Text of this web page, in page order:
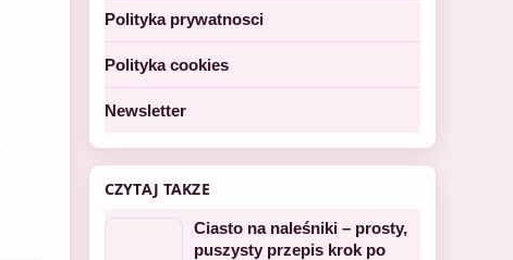
Polityka prywatnosci
Polityka cookies
Newsletter
CZYTAJ TAKZE
Ciasto na naleśniki – prosty,
puszysty przepis krok po